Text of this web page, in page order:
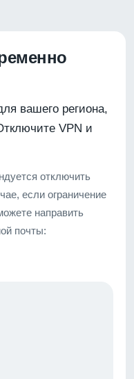
вашего региона,
VPN и
отключить
если ограничение
направить
почты: